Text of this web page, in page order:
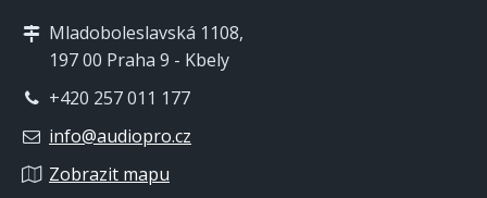
Mladoboleslavská 1108,
197 00 Praha 9 - Kbely
+420 257 011 177
info@audiopro.cz
Zobrazit mapu